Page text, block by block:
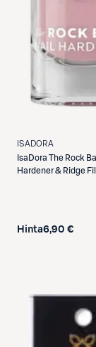
ISADORA
IsaDora The Rock
Hardener & Ridge
Hinta6,90 €